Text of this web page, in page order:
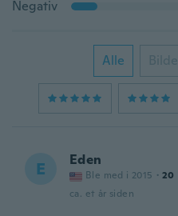
Negativ
Alle Bilde
E Eden
Ble med i 2015 · 20
ca. et år siden